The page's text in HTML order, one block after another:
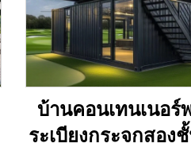
บ้านคอนเทนเนอร์
ระเบียงกระจกสอง